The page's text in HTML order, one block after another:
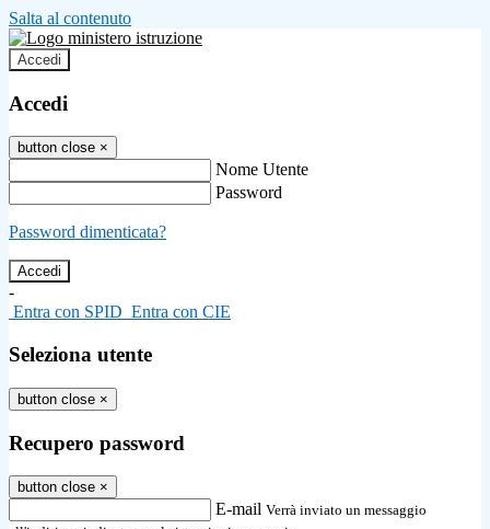
Salta al contenuto
Accedi
Accedi
button close ×
Nome Utente
Password
Password dimenticata?
-
Entra con SPID Entra con CIE
Seleziona utente
button close ×
Recupero password
button close ×
E-mail Verrà inviato un messaggio